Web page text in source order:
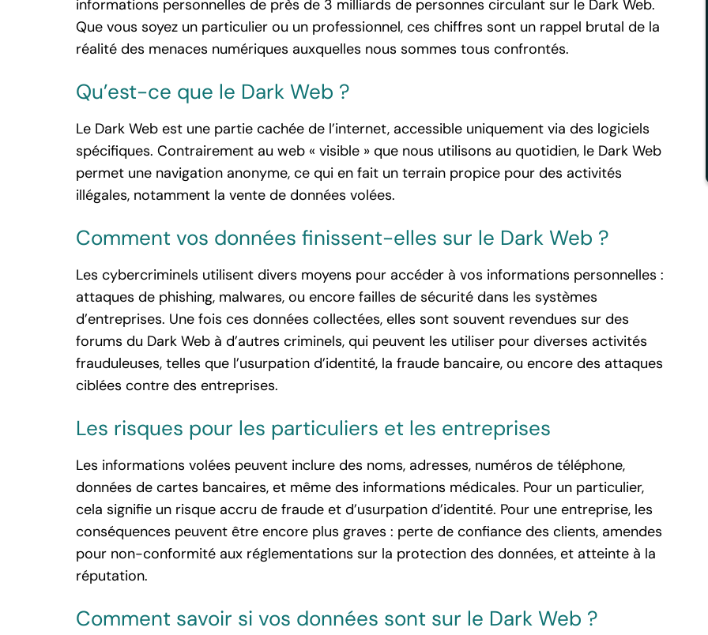
informations personnelles de près de 3 milliards de personnes circulant sur le Dark Web.
Que vous soyez un particulier ou un professionnel, ces chiffres sont un rappel brutal de la
réalité des menaces numériques auxquelles nous sommes tous confrontés.
Qu’est-ce que le Dark Web ?
Le Dark Web est une partie cachée de l’internet, accessible uniquement via des logiciels
spécifiques. Contrairement au web « visible » que nous utilisons au quotidien, le Dark Web
permet une navigation anonyme, ce qui en fait un terrain propice pour des activités
illégales, notamment la vente de données volées.
Comment vos données finissent-elles sur le Dark Web ?
Les cybercriminels utilisent divers moyens pour accéder à vos informations personnelles :
attaques de phishing, malwares, ou encore failles de sécurité dans les systèmes
d’entreprises. Une fois ces données collectées, elles sont souvent revendues sur des
forums du Dark Web à d’autres criminels, qui peuvent les utiliser pour diverses activités
frauduleuses, telles que l’usurpation d’identité, la fraude bancaire, ou encore des attaques
ciblées contre des entreprises.
Les risques pour les particuliers et les entreprises
Les informations volées peuvent inclure des noms, adresses, numéros de téléphone,
données de cartes bancaires, et même des informations médicales. Pour un particulier,
cela signifie un risque accru de fraude et d’usurpation d’identité. Pour une entreprise, les
conséquences peuvent être encore plus graves : perte de confiance des clients, amendes
pour non-conformité aux réglementations sur la protection des données, et atteinte à la
réputation.
Comment savoir si vos données sont sur le Dark Web ?